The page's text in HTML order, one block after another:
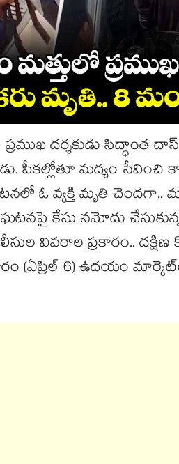
దర్శకుడు సిద్ధాంత
పీకల్లోతూ మద్యం
ఓ వ్యక్తి మృతి
కేసు నమోదు
వివరాల ప్రకారం..
(ఏప్రిల్ 6) ఉదయం